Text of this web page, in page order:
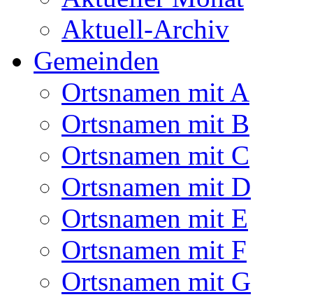
Aktuell-Archiv
Gemeinden
Ortsnamen mit A
Ortsnamen mit B
Ortsnamen mit C
Ortsnamen mit D
Ortsnamen mit E
Ortsnamen mit F
Ortsnamen mit G